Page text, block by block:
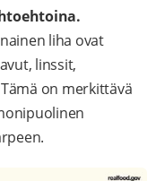
liha ovat
linssit,
on merkittävä